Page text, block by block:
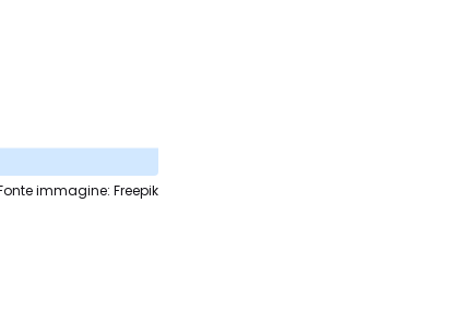
immagine: Freepik